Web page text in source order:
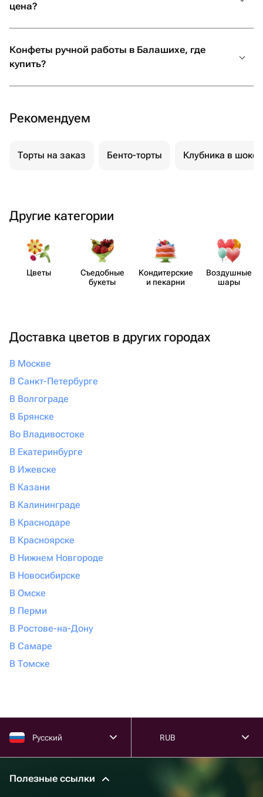
цена?
Конфеты ручной работы в Балашихе, где
купить?
Рекомендуем
Торты на заказ Бенто-торты Клубника в
Другие категории
Цветы
Съедобные
букеты
Кондит​ерские
и пекарни
Воздушные
шары
Доставка цветов в других городах
В Москве
В Санкт-Петербурге
В Волгограде
В Брянске
Во Владивостоке
В Екатеринбурге
В Ижевске
В Казани
В Калининграде
В Краснодаре
В Красноярске
В Нижнем Новгороде
В Новосибирске
В Омске
В Перми
В Ростове-на-Дону
В Самаре
В Томске
Русский RUB
Полезные ссылки